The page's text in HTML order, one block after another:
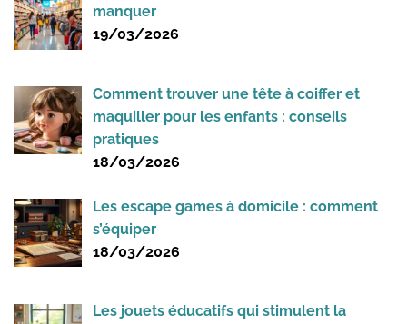
manquer
19/03/2026
Comment trouver une tête à coiffer et
maquiller pour les enfants : conseils
pratiques
18/03/2026
Les escape games à domicile : comment
s’équiper
18/03/2026
Les jouets éducatifs qui stimulent la